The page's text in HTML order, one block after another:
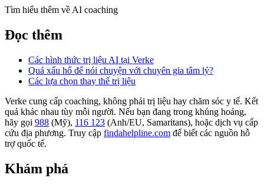
Tìm hiểu thêm về AI coaching
Đọc thêm
Các hình thức trị liệu AI tại Verke
Quá xấu hổ để nói chuyện với chuyên gia tâm lý?
Các lựa chọn thay thế trị liệu
Verke cung cấp coaching, không phải trị liệu hay chăm sóc y tế. Kết
quả khác nhau tùy mỗi người. Nếu bạn đang trong khủng hoảng,
hãy gọi 988 (Mỹ), 116 123 (Anh/EU, Samaritans), hoặc dịch vụ cấp
cứu địa phương. Truy cập findahelpline.com để biết các nguồn hỗ
trợ quốc tế.
Khám phá